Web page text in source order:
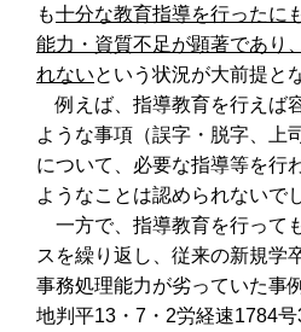
も十分な教育指導を行ったに
能力・資質不足が顕著であり
れないという状況が大前提と
例えば、指導教育を行えば
ような事項（誤字・脱字、上
について、必要な指導等を行
ようなことは認められないで
一方で、指導教育を行って
スを繰り返し、従来の新規学
事務処理能力が劣っていた事
地判平13・7・2労経速1784